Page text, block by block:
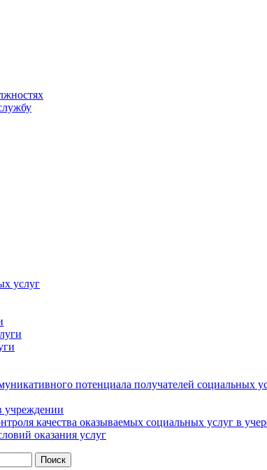
услуг
потенциала получателей социальных
учреждении
качества оказываемых социальных услуг в
оказания услуг